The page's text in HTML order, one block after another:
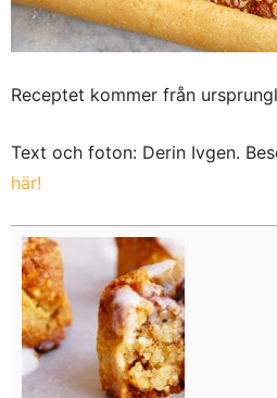
Receptet kommer från
Text och foton: Derin Ivgen.
här!